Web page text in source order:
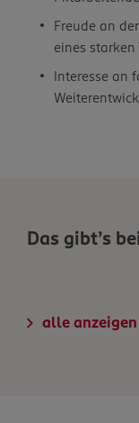
Freude an
eines starken
Interesse an
Das gibt’s
alle anzeigen